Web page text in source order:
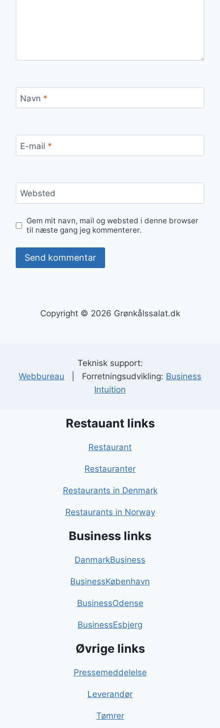
Navn *
E-mail *
Websted
Gem mit navn, mail og websted i denne browser
til næste gang jeg kommenterer.
Copyright © 2026 Grønkålssalat.dk
Teknisk support:
Webbureau | Forretningsudvikling: Business
Intuition
Restauant links
Restaurant
Restauranter
Restaurants in Denmark
Restaurants in Norway
Business links
DanmarkBusiness
BusinessKøbenhavn
BusinessOdense
BusinessEsbjerg
Øvrige links
Pressemeddelelse
Leverandør
Tømrer